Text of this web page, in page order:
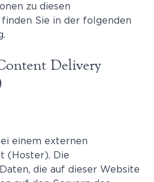
zu diesen
Sie in der folgenden
Delivery
einem externen
(Hoster). Die
die auf dieser Website